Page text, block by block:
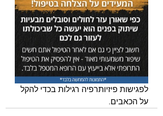
לפגישות פיזיותרפיה רגילות בכדי להקל
על הכאבים.